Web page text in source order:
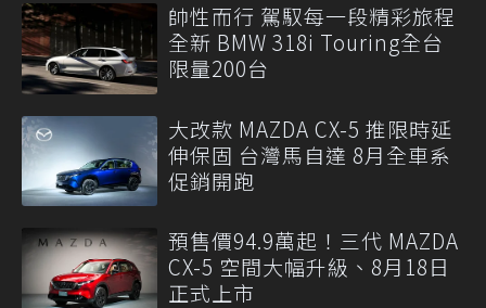
帥性而行 駕馭每一段精彩旅程
全新 BMW 318i Touring全台
限量200台
大改款 MAZDA CX-5 推限時延
伸保固 台灣馬自達 8月全車系
促銷開跑
預售價94.9萬起！三代 MAZDA
CX-5 空間大幅升級、8月18日
正式上市